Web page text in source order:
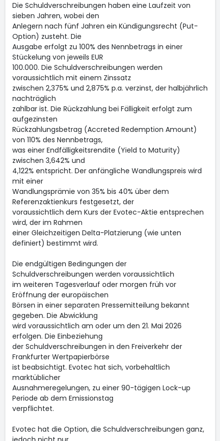
Die Schuldverschreibungen haben eine Laufzeit von
sieben Jahren, wobei den
Anlegern nach fünf Jahren ein Kündigungsrecht (Put-
Option) zusteht. Die
Ausgabe erfolgt zu 100% des Nennbetrags in einer
Stückelung von jeweils EUR
100.000. Die Schuldverschreibungen werden
voraussichtlich mit einem Zinssatz
zwischen 2,375% und 2,875% p.a. verzinst, der halbjährlich
nachträglich
zahlbar ist. Die Rückzahlung bei Fälligkeit erfolgt zum
aufgezinsten
Rückzahlungsbetrag (Accreted Redemption Amount)
von 110% des Nennbetrags,
was einer Endfälligkeitsrendite (Yield to Maturity)
zwischen 3,642% und
4,122% entspricht. Der anfängliche Wandlungspreis wird
mit einer
Wandlungsprämie von 35% bis 40% über dem
Referenzaktienkurs festgesetzt, der
voraussichtlich dem Kurs der Evotec-Aktie entsprechen
wird, der im Rahmen
einer Gleichzeitigen Delta-Platzierung (wie unten
definiert) bestimmt wird.
Die endgültigen Bedingungen der
Schuldverschreibungen werden voraussichtlich
im weiteren Tagesverlauf oder morgen früh vor
Eröffnung der europäischen
Börsen in einer separaten Pressemitteilung bekannt
gegeben. Die Abwicklung
wird voraussichtlich am oder um den 21. Mai 2026
erfolgen. Die Einbeziehung
der Schuldverschreibungen in den Freiverkehr der
Frankfurter Wertpapierbörse
ist beabsichtigt. Evotec hat sich, vorbehaltlich
marktüblicher
Ausnahmeregelungen, zu einer 90-tägigen Lock-up
Periode ab dem Emissionstag
verpflichtet.
Evotec hat die Option, die Schuldverschreibungen ganz,